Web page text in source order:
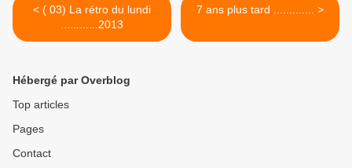
< ( 03) La rétro du lundi
............2013
7 ans plus tard ............. >
Hébergé par Overblog
Top articles
Pages
Contact